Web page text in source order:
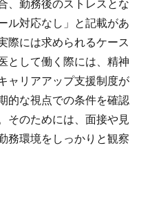
、勤務後のストレスとな
ル対応なし」と記載があ
際には求められるケース
として働く際には、精神
ャリアアップ支援制度が
的な視点での条件を確認
そのためには、面接や見
務環境をしっかりと観察